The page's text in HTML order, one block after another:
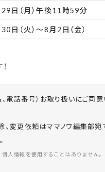
日（月）午後11時59分
日（火）～8月2日（金）
電話番号）お取り扱いにご同
、変更依頼はママノワ編集部
人情報を使用することはありません。